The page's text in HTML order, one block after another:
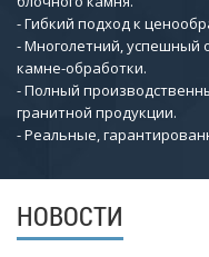
- Гибкий подход к
- Многолетний, успешный
камне-обработки.
- Полный
гранитной продукции.
- Реальные,
НОВОСТИ